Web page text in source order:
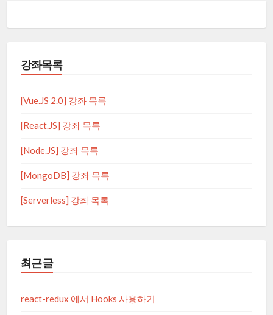
강좌목록
[Vue.JS 2.0] 강좌 목록
[React.JS] 강좌 목록
[Node.JS] 강좌 목록
[MongoDB] 강좌 목록
[Serverless] 강좌 목록
최근 글
react-redux 에서 Hooks 사용하기